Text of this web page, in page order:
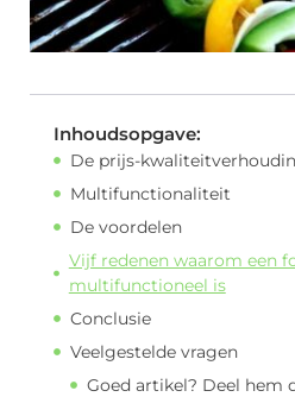
Inhoudsopgave:
De prijs-
Multifunctionaliteit
De voordelen
Vijf redenen waarom een
multifunctioneel is
Conclusie
Veelgestelde vragen
Goed artikel? Deel hem